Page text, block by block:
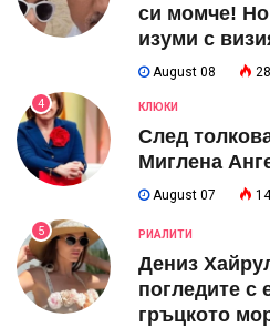
си момче!
изуми с
August 08
4 КЛЮКИ
След
Миглена
August 07
5 РИАЛИТИ
Дениз
погледите с
гръцкото